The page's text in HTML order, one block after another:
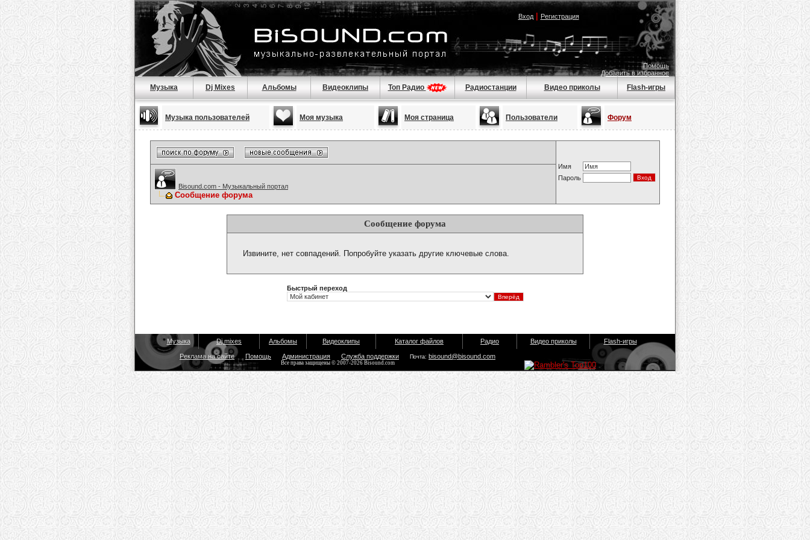
Вход| Регистрация
Помощь
Добавить в избранное
Музыка Dj Mixes Альбомы Видеоклипы Топ Радио Радиостанции Видео приколы Flash-игры
Музыка пользователей Моя музыка Моя страница Пользователи Форум
Имя
Пароль
Bisound.com - Музыкальный портал
Сообщение форума
Сообщение форума
Извините, нет совпадений. Попробуйте указать другие ключевые слова.
Быстрый переход
Музыка Dj mixes Альбомы Видеоклипы Каталог файлов Радио Видео приколы Flash-игры
Реклама на сайте Помощь Администрация Служба поддержки Почта: bisound@bisound.com
Все права защищены © 2007-2026 Bisound.com